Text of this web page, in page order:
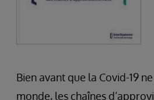
Bien avant que la Covid-19
monde, les chaînes